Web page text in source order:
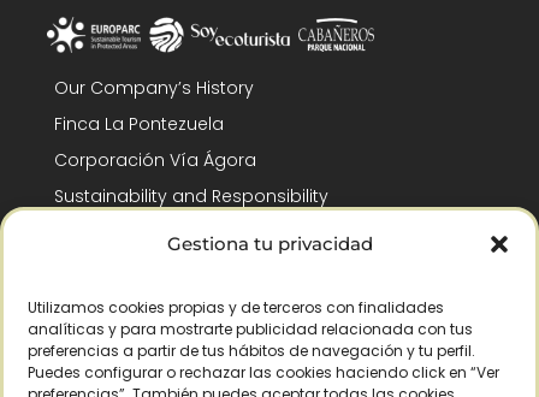
Gestiona tu privacidad
Utilizamos cookies propias y de terceros con finalidades
analíticas y para mostrarte publicidad relacionada con tus
preferencias a partir de tus hábitos de navegación y tu perfil.
Puedes configurar o rechazar las cookies haciendo click en “Ver
Our Company’s History
Finca La Pontezuela
Corporación Vía Ágora
Sustainability and Responsibility
CSR and Fundación Gómez-Pintado
Recognitions